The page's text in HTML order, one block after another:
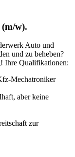
w).
Auto und
und zu beheben?
Ihre Qualifikationen:
Mechatroniker
aber keine
zur